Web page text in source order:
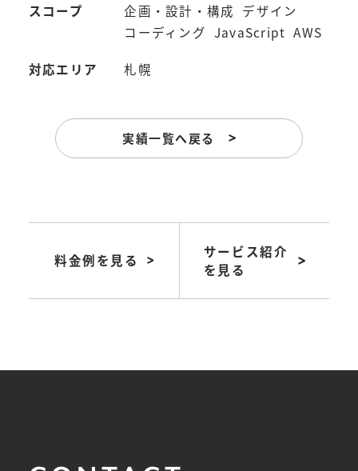
スコープ 企画・設計・構成 デザイン
コーディング JavaScript AWS
対応エリア 札幌
実績一覧へ戻る
料金例を見る
サービス紹介
を見る